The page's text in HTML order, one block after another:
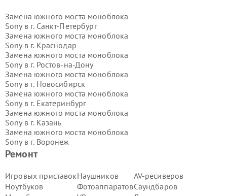
Ремонт
Игровых приставок
Ноутбуков
Наушников
Фотоаппаратов
AV-ресиверов
Саундбаров
Замена южного моста моноблока
Sony в г. Санкт-Петербург
Замена южного моста моноблока
Sony в г. Краснодар
Замена южного моста моноблока
Sony в г. Ростов-на-Дону
Замена южного моста моноблока
Sony в г. Новосибирск
Замена южного моста моноблока
Sony в г. Екатеринбург
Замена южного моста моноблока
Sony в г. Казань
Замена южного моста моноблока
Sony в г. Воронеж
Замена южного моста моноблока
Sony в г.Волгоград
Sony в г.Самара
Замена южного моста моноблока